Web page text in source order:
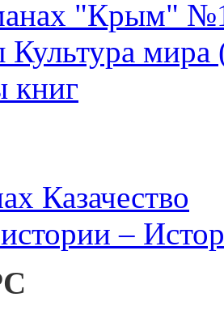
"Крым"
книг
Казачество
–